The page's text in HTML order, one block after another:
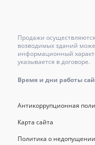
Продажи
возводимых зданий
информационный
указывается в договоре.
Время и дни работы
Антикоррупционная
Карта сайта
Политика о